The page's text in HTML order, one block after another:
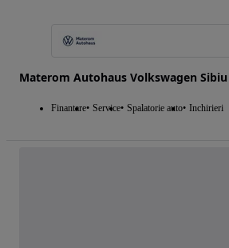
Materom Autohaus Volkswagen Sibiu
Finantare Service Spalatorie auto Inchirieri